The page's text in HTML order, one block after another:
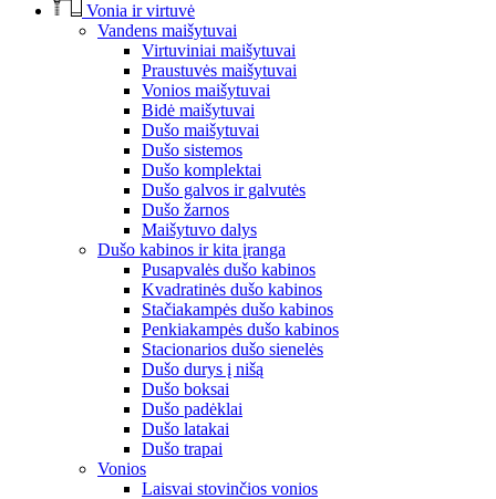
Vonia ir virtuvė
Vandens maišytuvai
Virtuviniai maišytuvai
Praustuvės maišytuvai
Vonios maišytuvai
Bidė maišytuvai
Dušo maišytuvai
Dušo sistemos
Dušo komplektai
Dušo galvos ir galvutės
Dušo žarnos
Maišytuvo dalys
Dušo kabinos ir kita įranga
Pusapvalės dušo kabinos
Kvadratinės dušo kabinos
Stačiakampės dušo kabinos
Penkiakampės dušo kabinos
Stacionarios dušo sienelės
Dušo durys į nišą
Dušo boksai
Dušo padėklai
Dušo latakai
Dušo trapai
Vonios
Laisvai stovinčios vonios